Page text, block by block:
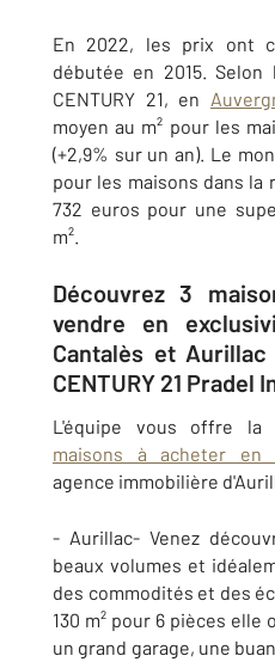
En 2022, les prix ont
débutée en 2015. Selon
CENTURY 21, en
moyen au m² pour les
(+2,9% sur un an). Le
pour les maisons dans la
732 euros pour une
m².
Découvrez 3
vendre en
Cantalès et
CENTURY 21 Pradel
L'équipe vous offre
maisons à acheter en
agence immobilière
- Aurillac- Venez
beaux volumes et
des commodités et des
130 m² pour 6 pièces
un grand garage, une